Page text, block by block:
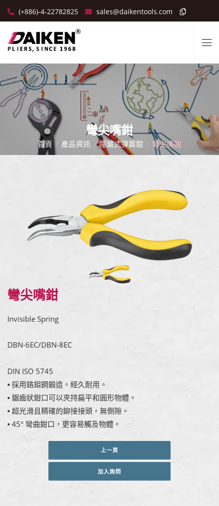
(+886)-4-22782825 sales@daikentools.com
彎尖嘴鉗
首頁 產品資訊 隱藏式彈簧鉗 彎尖嘴鉗
彎尖嘴鉗
Invisible Spring
DBN-6EC/DBN-8EC
DIN ISO 5745
▪ 採用鉻鉬鋼鍛造。經久耐用。
▪ 鋸齒狀鉗口可以夾持扁平和圓形物體。
▪ 超光滑且精確的鉚接接頭，無側隙。
▪ 45° 彎曲鉗口，更容易觸及物體。
上一頁
加入詢問